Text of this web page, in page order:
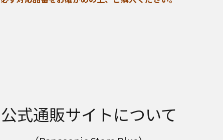
公式通販サイトについて